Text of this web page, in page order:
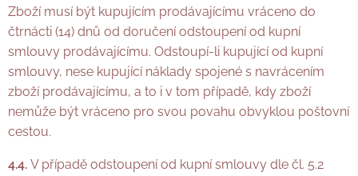
Zboží musí být kupujícím prodávajícímu vráceno do
čtrnácti (14) dnů od doručení odstoupení od kupní
smlouvy prodávajícímu. Odstoupí-li kupující od kupní
smlouvy, nese kupující náklady spojené s navrácením
zboží prodávajícímu, a to i v tom případě, kdy zboží
nemůže být vráceno pro svou povahu obvyklou poštovní
cestou.
4.4. V případě odstoupení od kupní smlouvy dle čl. 5.2